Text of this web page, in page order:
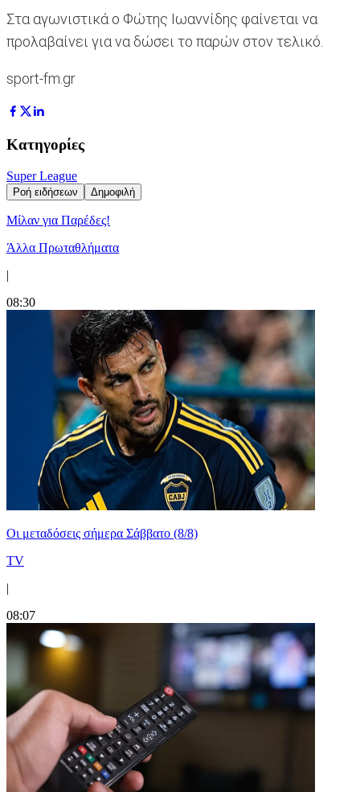
Στα αγωνιστικά ο Φώτης Ιωαννίδης φαίνεται να
προλαβαίνει για να δώσει το παρών στον τελικό.
sport-fm.gr
Κατηγορίες
Super League
Ροή ειδήσεων Δημοφιλή
Μίλαν για Παρέδες!
Άλλα Πρωταθλήματα
|
08:30
Οι μεταδόσεις σήμερα Σάββατο (8/8)
TV
|
08:07